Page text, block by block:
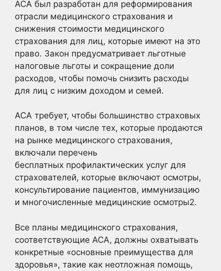
ACA был разработан для реформирования
отрасли медицинского страхования и
снижения стоимости медицинского
страхования для лиц, которые имеют на это
право. Закон предусматривает льготные
налоговые льготы и сокращение доли
расходов, чтобы помочь снизить расходы
для лиц с низким доходом и семей.
ACA требует, чтобы большинство страховых
планов, в том числе тех, которые продаются
на рынке медицинского страхования,
включали перечень
бесплатных профилактических услуг для
страхователей, которые включают осмотры,
консультирование пациентов, иммунизацию
и многочисленные медицинские осмотры2.
Все планы медицинского страхования,
соответствующие ACA, должны охватывать
конкретные «основные преимущества для
здоровья», такие как неотложная помощь,